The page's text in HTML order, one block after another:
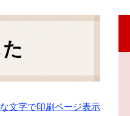
文字で印刷ページ表示